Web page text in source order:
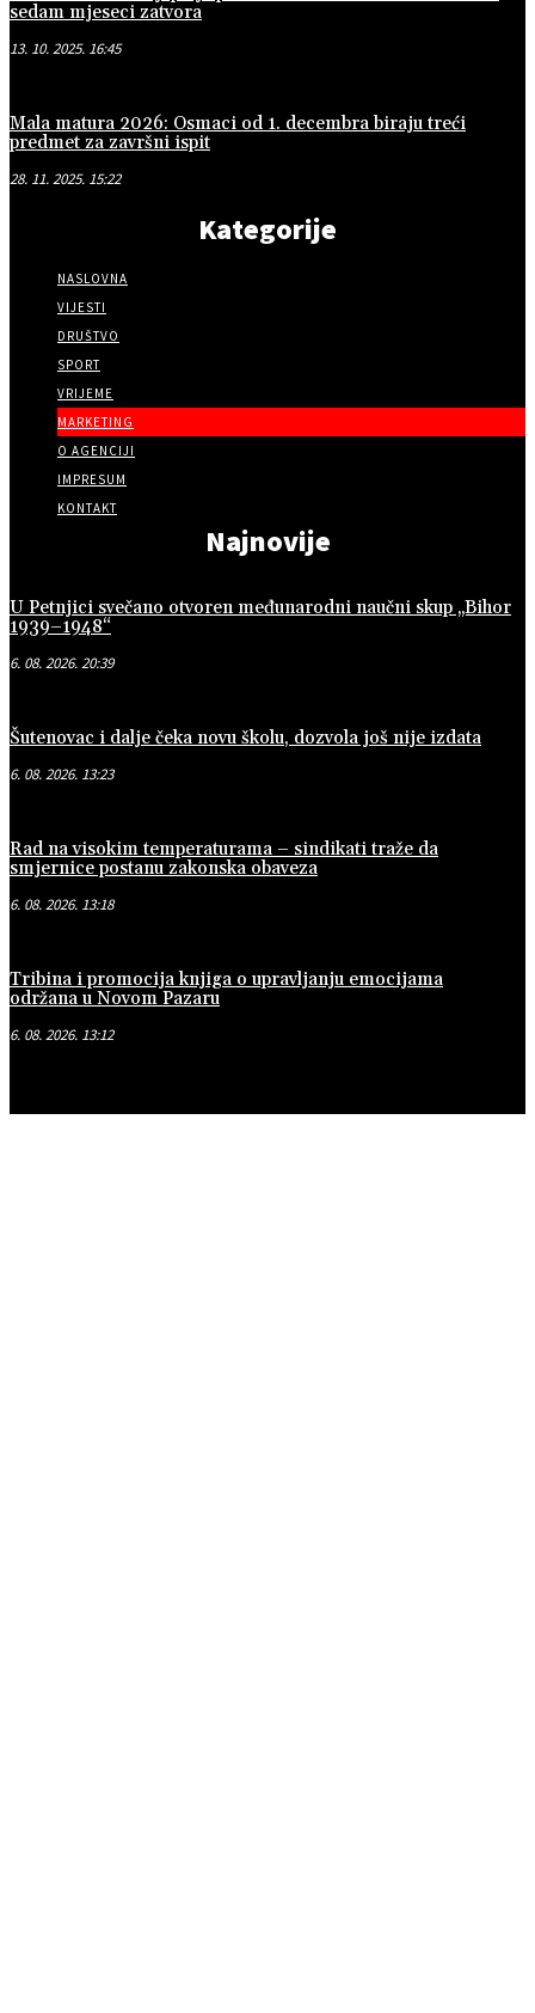
sedam mjeseci zatvora
13. 10. 2025. 16:45
Mala matura 2026: Osmaci od 1. decembra biraju treći
predmet za završni ispit
28. 11. 2025. 15:22
Kategorije
NASLOVNA
VIJESTI
DRUŠTVO
SPORT
VRIJEME
MARKETING
O AGENCIJI
IMPRESUM
KONTAKT
Najnovije
U Petnjici svečano otvoren međunarodni naučni skup „Bihor
1939–1948“
6. 08. 2026. 20:39
Šutenovac i dalje čeka novu školu, dozvola još nije izdata
6. 08. 2026. 13:23
Rad na visokim temperaturama – sindikati traže da
smjernice postanu zakonska obaveza
6. 08. 2026. 13:18
Tribina i promocija knjiga o upravljanju emocijama
održana u Novom Pazaru
6. 08. 2026. 13:12